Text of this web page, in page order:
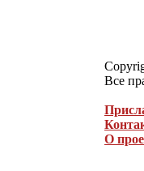
Все
О